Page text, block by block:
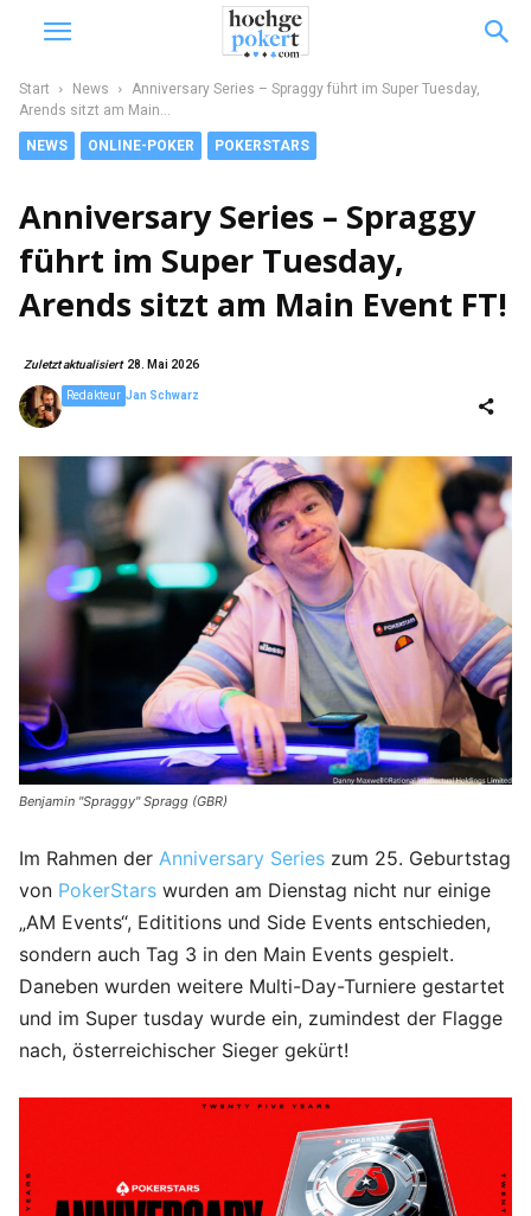
Start News
Anniversary Series – Spraggy führt im Super Tuesday,
Arends sitzt am Main...
NEWS ONLINE-POKER POKERSTARS
Anniversary Series – Spraggy
führt im Super Tuesday,
Arends sitzt am Main Event FT!
Zuletzt aktualisiert 28. Mai 2026
Jan Schwarz
Redakteur
Benjamin "Spraggy" Spragg (GBR)
Im Rahmen der Anniversary Series zum 25. Geburtstag
von PokerStars wurden am Dienstag nicht nur einige
„AM Events“, Edititions und Side Events entschieden,
sondern auch Tag 3 in den Main Events gespielt.
Daneben wurden weitere Multi-Day-Turniere gestartet
und im Super tusday wurde ein, zumindest der Flagge
nach, österreichischer Sieger gekürt!